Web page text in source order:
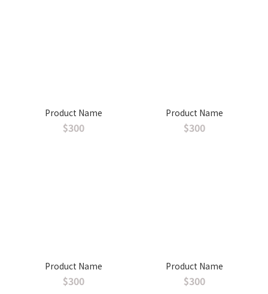
Product Name
$300
Product Name
$300
Product Name
$300
Product Name
$300